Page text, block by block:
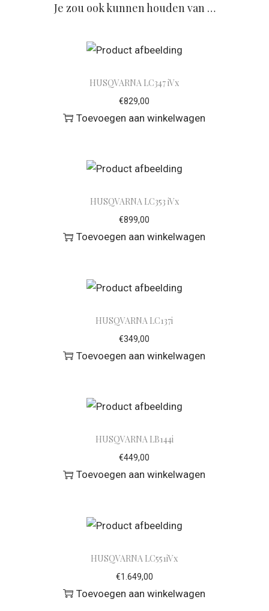
Je zou ook kunnen houden van …
HUSQVARNA LC347 iVx
€829,00
Toevoegen aan winkelwagen
HUSQVARNA LC353 iVx
€899,00
Toevoegen aan winkelwagen
HUSQVARNA LC137i
€349,00
Toevoegen aan winkelwagen
HUSQVARNA LB144i
€449,00
Toevoegen aan winkelwagen
HUSQVARNA LC551iVx
€1.649,00
Toevoegen aan winkelwagen